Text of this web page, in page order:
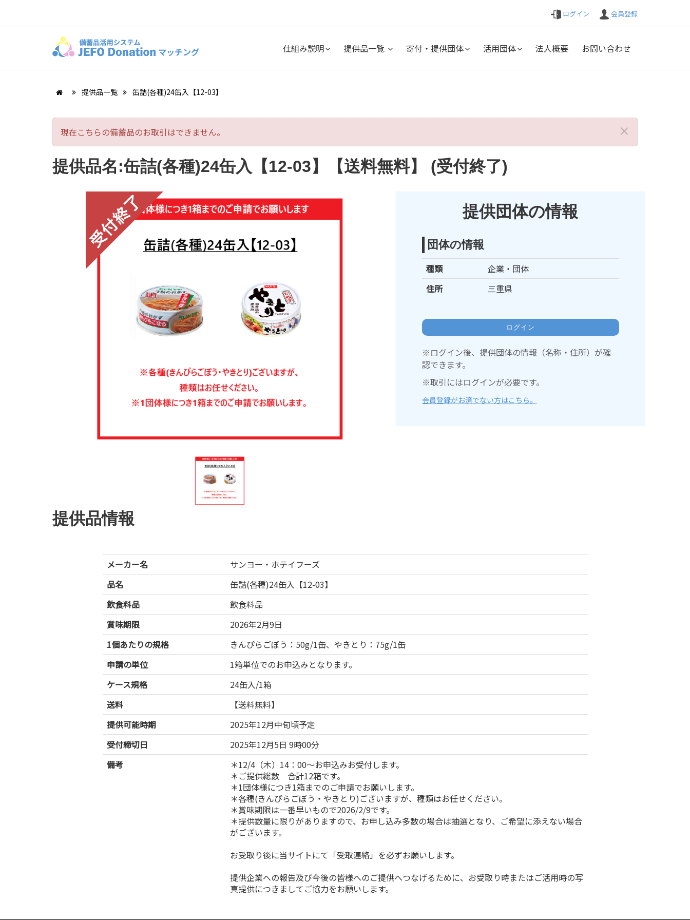
ログイン 会員登録
仕組み説明 提供品一覧 寄付・提供団体 活用団体 法人概要 お問い合わせ
提供品一覧 缶詰(各種)24缶入【12-03】
×
現在こちらの備蓄品のお取引はできません。
提供品名:缶詰(各種)24缶入【12-03】【送料無料】 (受付終了)
提供団体の情報
団体の情報
種類
企業・団体
住所
三重県
ログイン
※ログイン後、提供団体の情報（名称・住所）が確
認できます。
※取引にはログインが必要です。
会員登録がお済でない方はこちら。
提供品情報
メーカー名
サンヨー・ホテイフーズ
品名
缶詰(各種)24缶入【12-03】
飲食料品
飲食料品
賞味期限
2026年2月9日
1個あたりの規格
きんぴらごぼう：50g/1缶、やきとり：75g/1缶
申請の単位
1箱単位でのお申込みとなります。
ケース規格
24缶入/1箱
送料
【送料無料】
提供可能時期
2025年12月中旬頃予定
受付締切日
2025年12月5日 9時00分
備考
＊12/4（木）14：00～お申込みお受付します。
＊ご提供総数 合計12箱です。
＊1団体様につき1箱までのご申請でお願いします。
＊各種(きんぴらごぼう・やきとり)ございますが、種類はお任せください。
＊賞味期限は一番早いもので2026/2/9です。
＊提供数量に限りがありますので、お申し込み多数の場合は抽選となり、ご希望に添えない場合
がございます。
お受取り後に当サイトにて「受取連絡」を必ずお願いします。
提供企業への報告及び今後の皆様へのご提供へつなげるために、お受取り時またはご活用時の写
真提供につきましてご協力をお願いします。